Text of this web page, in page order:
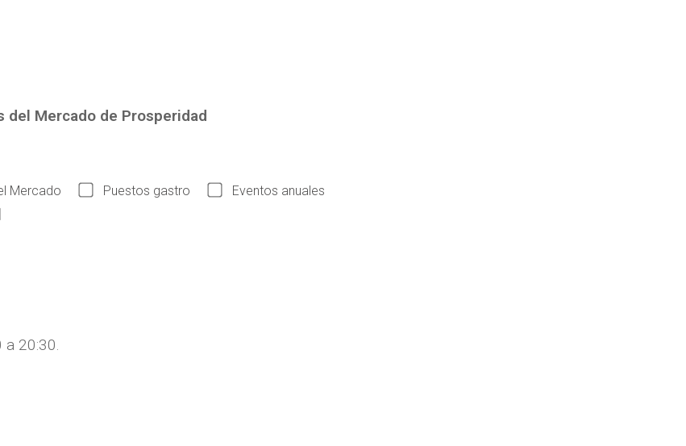
del Mercado de Prosperidad
Mercado Puestos gastro
Eventos anuales
a 20:30.